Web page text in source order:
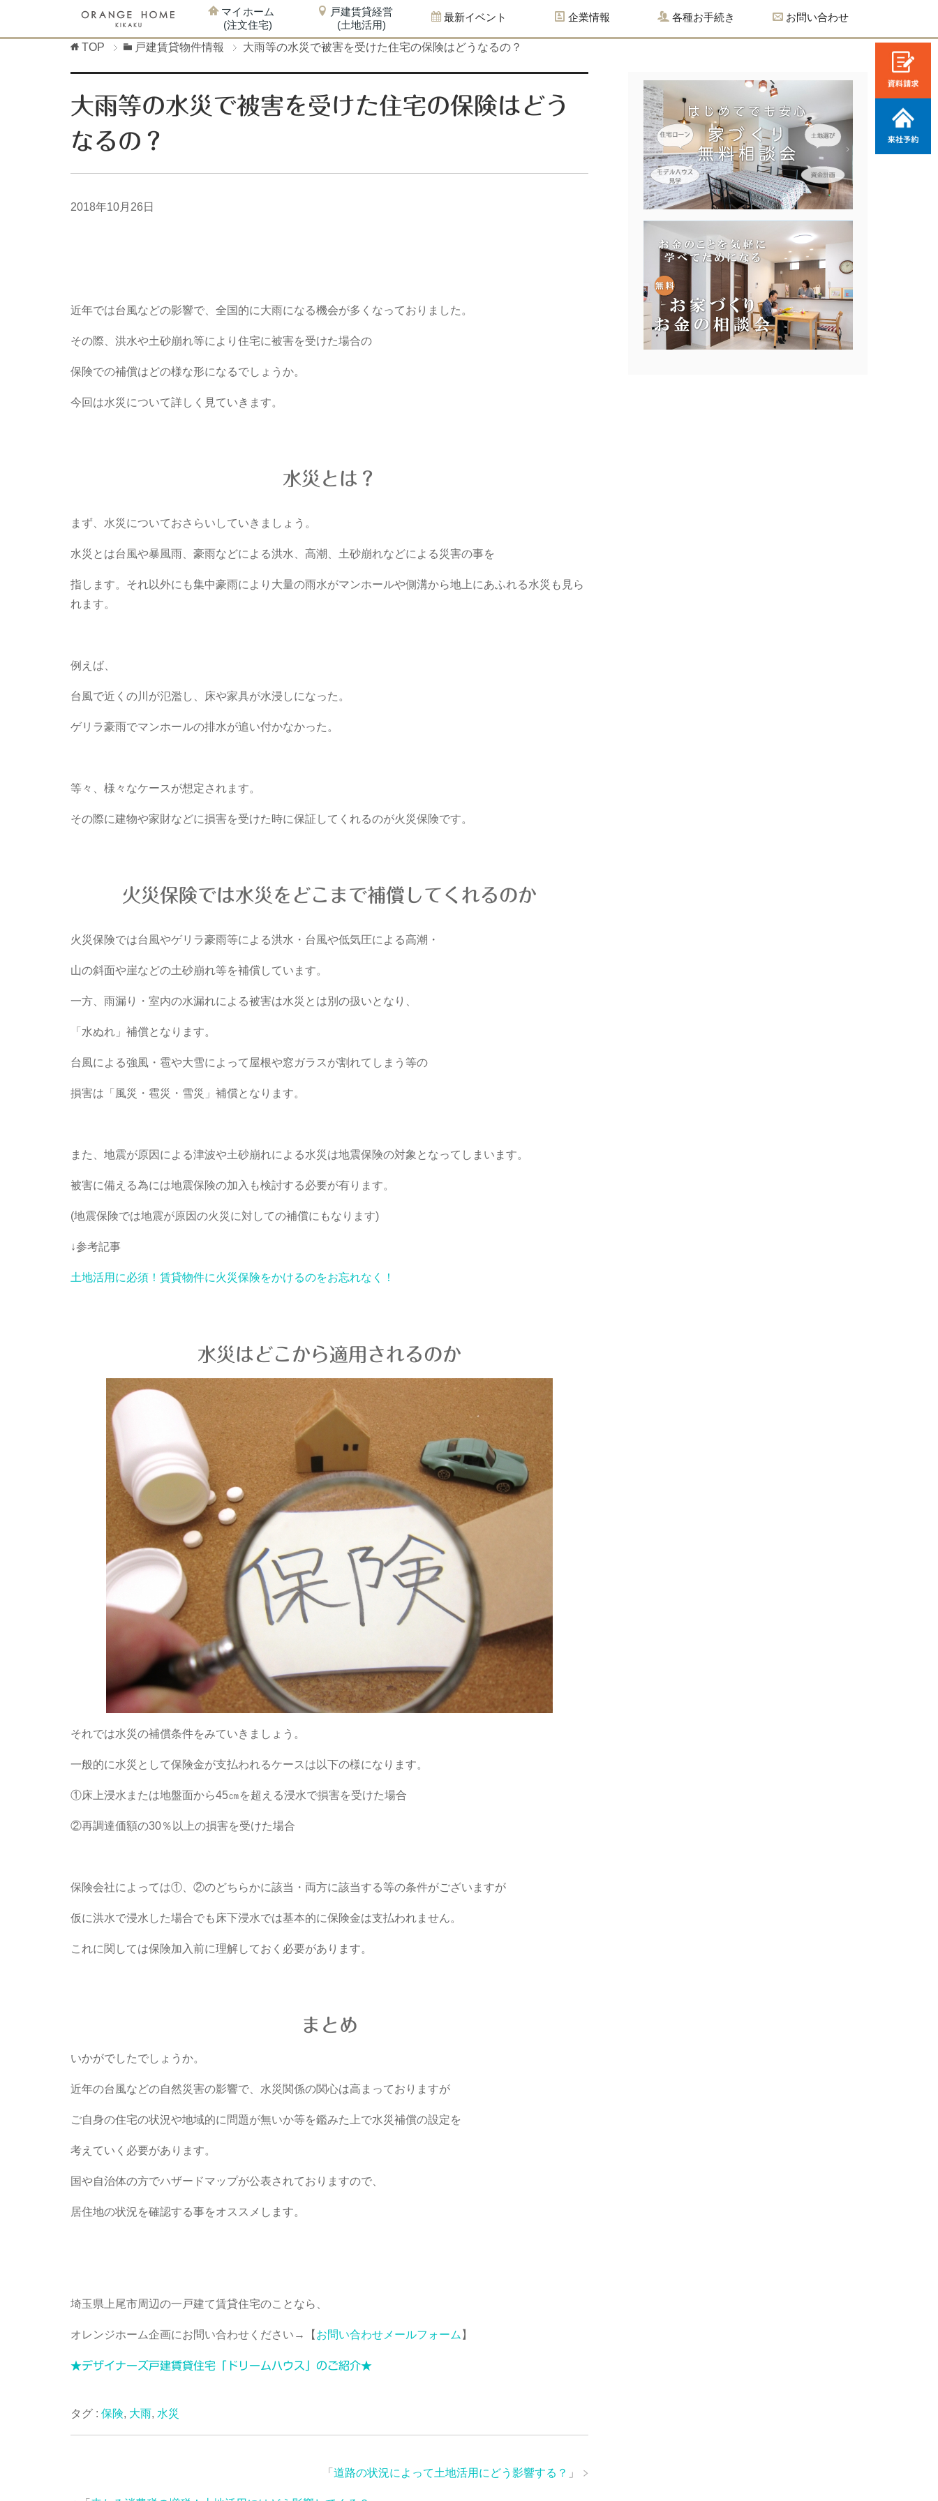
マイホーム
(注文住宅)
戸建賃貸経営
(土地活用)
最新イベント 企業情報 各種お手続き お問い合わせ
TOP 戸建賃貸物件情報 大雨等の水災で被害を受けた住宅の保険はどうなるの？
大雨等の水災で被害を受けた住宅の保険はどう
なるの？
2018年10月26日
近年では台風などの影響で、全国的に大雨になる機会が多くなっておりました。
その際、洪水や土砂崩れ等により住宅に被害を受けた場合の
保険での補償はどの様な形になるでしょうか。
今回は水災について詳しく見ていきます。
水災とは？
まず、水災についておさらいしていきましょう。
水災とは台風や暴風雨、豪雨などによる洪水、高潮、土砂崩れなどによる災害の事を
指します。それ以外にも集中豪雨により大量の雨水がマンホールや側溝から地上にあふれる水災も見ら
れます。
例えば、
台風で近くの川が氾濫し、床や家具が水浸しになった。
ゲリラ豪雨でマンホールの排水が追い付かなかった。
等々、様々なケースが想定されます。
その際に建物や家財などに損害を受けた時に保証してくれるのが火災保険です。
火災保険では水災をどこまで補償してくれるのか
火災保険では台風やゲリラ豪雨等による洪水・台風や低気圧による高潮・
山の斜面や崖などの土砂崩れ等を補償しています。
一方、雨漏り・室内の水漏れによる被害は水災とは別の扱いとなり、
「水ぬれ」補償となります。
台風による強風・雹や大雪によって屋根や窓ガラスが割れてしまう等の
損害は「風災・雹災・雪災」補償となります。
また、地震が原因による津波や土砂崩れによる水災は地震保険の対象となってしまいます。
被害に備える為には地震保険の加入も検討する必要が有ります。
(地震保険では地震が原因の火災に対しての補償にもなります)
↓参考記事
土地活用に必須！賃貸物件に火災保険をかけるのをお忘れなく！
水災はどこから適用されるのか
それでは水災の補償条件をみていきましょう。
一般的に水災として保険金が支払われるケースは以下の様になります。
①床上浸水または地盤面から45㎝を超える浸水で損害を受けた場合
②再調達価額の30％以上の損害を受けた場合
保険会社によっては①、②のどちらかに該当・両方に該当する等の条件がございますが
仮に洪水で浸水した場合でも床下浸水では基本的に保険金は支払われません。
これに関しては保険加入前に理解しておく必要があります。
まとめ
いかがでしたでしょうか。
近年の台風などの自然災害の影響で、水災関係の関心は高まっておりますが
ご自身の住宅の状況や地域的に問題が無いか等を鑑みた上で水災補償の設定を
考えていく必要があります。
国や自治体の方でハザードマップが公表されておりますので、
居住地の状況を確認する事をオススメします。
埼玉県上尾市周辺の一戸建て賃貸住宅のことなら、
オレンジホーム企画にお問い合わせください→【 お問い合わせメールフォーム 】
★デザイナーズ戸建賃貸住宅「ドリームハウス」のご紹介★
タグ : 保険, 大雨, 水災
「道路の状況によって土地活用にどう影響する？ 」